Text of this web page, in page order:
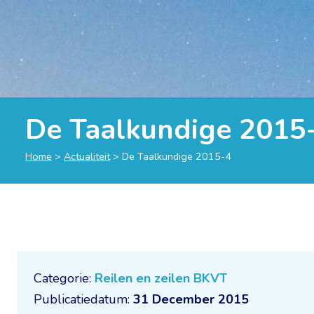
De Taalkundige
Home > Actualiteit> De Taalkundige 2015-4
Categorie: Reilen en zeilen BKVT
Publicatiedatum: 31 December 2015